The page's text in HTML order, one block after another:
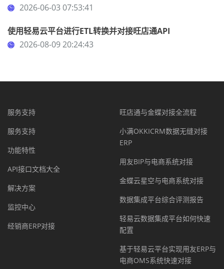
2026-06-03 07:53:41
使用轻易云平台进行ETL转换并对接旺店通API
2026-08-09 20:24:43
服务支持
服务支持
功能特性
API接口文档大全
解决方案
监控中心
经销商ERP对接
旺店通与金蝶对接全流程
小满OKKICRM数据无缝对接
ERP
用友BIP与电商系统对接
金蝶云星空与电商系统对接
数据集成平台综合评测报告
轻易云数据集成平台如何快速
配置
基于轻易云平台实现用友ERP与
电商OMS系统快速对接